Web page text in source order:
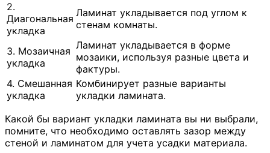
2.
Диагональная
укладка
Ламинат укладывается под углом к
стенам комнаты.
3. Мозаичная
укладка
Ламинат укладывается в форме
мозаики, используя разные цвета и
фактуры.
4. Смешанная
укладка
Комбинирует разные варианты
укладки ламината.
Какой бы вариант укладки ламината вы ни выбрали,
помните, что необходимо оставлять зазор между
стеной и ламинатом для учета усадки материала.